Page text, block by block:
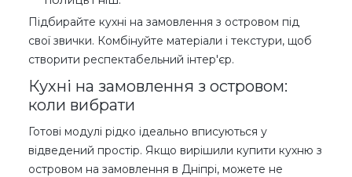
Підбирайте кухні на замовлення з островом під
свої звички. Комбінуйте матеріали і текстури, щоб
створити респектабельний інтер'єр.
Кухні на замовлення з островом:
коли вибрати
Готові модулі рідко ідеально вписуються у
відведений простір. Якщо вирішили купити кухню з
островом на замовлення в Дніпрі, можете не